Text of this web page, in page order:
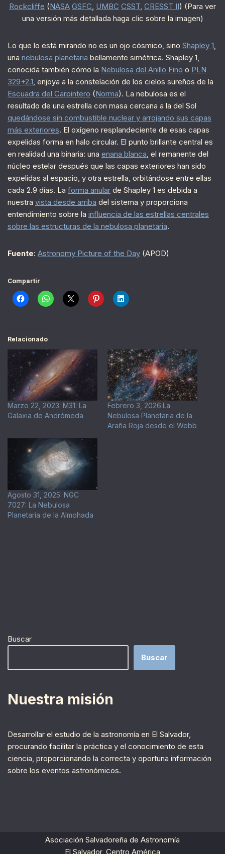
Rockcliffe (NASA GSFC, UMBC CSST, CRESST II) (Para ver
una versión más detallada haga clic sobre la imagen)
Lo que lo está mirando no es un ojo cósmico, sino Shapley 1,
una nebulosa planetaria bellamente simétrica. Shapley 1,
conocida también cómo la Nebulosa del Anillo Fino o PLN
329+2.1, enjoya a la constelación de los cielos sureños de la
Escuadra del Carpintero (Norma). La nebulosa es el
resultado de una estrella con masa cercana a la del Sol
quedándose sin combustible nuclear y arrojando sus capas
más exteriores. El oxígeno resplandeciente de esas capas
expelidas forma en halo circular. El punto brillante central es
en realidad una binaria: una enana blanca, el remanente del
núcleo estelar después que las capas exteriores han sido
expelidas al espacio, y otra estrella, orbitándose entre ellas
cada 2.9 días. La forma anular de Shapley 1 es debida a
nuestra vista desde arriba del sistema y proporciona
entendimiento sobre la influencia de las estrellas centrales
sobre las estructuras de la nebulosa planetaria.
Fuente: Astronomy Picture of the Day (APOD)
Compartir
Relacionado
Marzo 22, 2023. M31: La
Galaxia de Andrómeda
Febrero 3, 2026.La
Nebulosa Planetaria de la
Araña Roja desde el Webb
Agosto 31, 2025. NGC
7027: La Nebulosa
Planetaria de la Almohada
Buscar
Buscar
Nuestra misión
Desarrollar el estudio de la astronomía en El Salvador,
procurando facilitar la práctica y el conocimiento de esta
ciencia, proporcionando la correcta y oportuna información
sobre los eventos astronómicos.
Asociación Salvadoreña de Astronomía
El Salvador, Centro América